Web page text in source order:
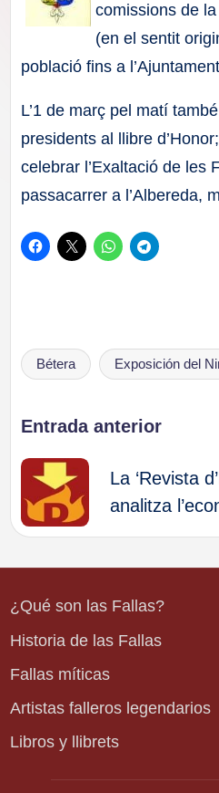
comissions de
(en el sentit
població fins a
L’1 de març pel matí
presidents al llibre
celebrar l’Exaltació de les
passacarrer a l’Albereda,
Etiquetas:
Bétera Exposición del
Navegación
de
entradas
Entrada anterior
La ‘Revista
analitza
¿Qué son las Fallas?
Historia de las Fallas
Fallas míticas
Artistas falleros legendarios
Libros y llibrets